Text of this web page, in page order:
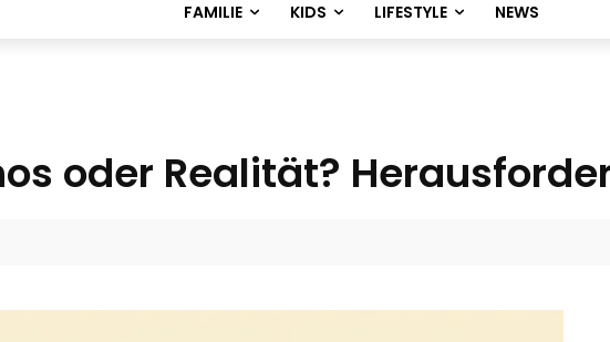
FAMILIE KIDS LIFESTYLE NEWS
oder Realität?